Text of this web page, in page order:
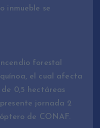
inmueble se
forestal
el cual afecta
0,5 hectáreas
jornada 2
de CONAF.